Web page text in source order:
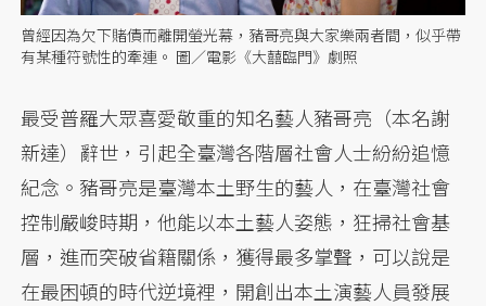
曾經因為欠下賭債而離開螢光幕，豬哥亮與大家樂兩者間，似乎帶
有某種符號性的牽連。 圖／電影《大囍臨門》劇照
最受普羅大眾喜愛敬重的知名藝人豬哥亮（本名謝
新達）辭世，引起全臺灣各階層社會人士紛紛追憶
紀念。豬哥亮是臺灣本土野生的藝人，在臺灣社會
控制嚴峻時期，他能以本土藝人姿態，狂掃社會基
層，進而突破省籍關係，獲得最多掌聲，可以說是
在最困頓的時代逆境裡，開創出本土演藝人員發展